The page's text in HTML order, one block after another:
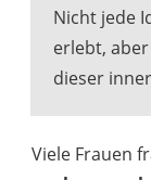
Nicht jede
erlebt,
dieser
Viele Frauen